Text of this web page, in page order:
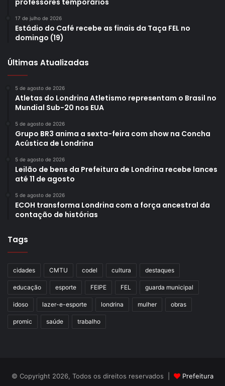
17 de julho de 2026
Estádio do Café recebe as finais da Taça FEL no
domingo (19)
Últimas Atualizadas
5 de agosto de 2026
Atletas do Londrina Atletismo representam o Brasil no
Mundial Sub-20 nos EUA
5 de agosto de 2026
Grupo BR3 anima a sexta-feira com show na Concha
Acústica de Londrina
5 de agosto de 2026
Leilão de bens da Prefeitura de Londrina recebe lances
até 11 de agosto
5 de agosto de 2026
ECOH transforma Londrina com a força ancestral da
contação de histórias
Tags
cidades CMTU codel cultura destaques
educação esporte FEIPE FEL guarda municipal
idoso lazer-e-esporte londrina mulher obras
promic saúde trabalho
© Copyright 2026, Todos os direitos reservados | Prefeitura